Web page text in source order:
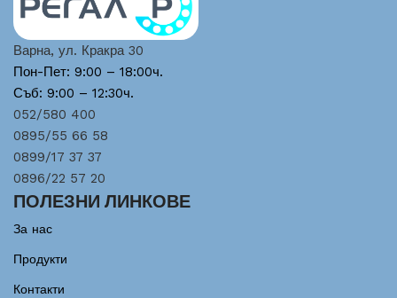
Варна, ул. Кракра 30
Пон-Пет: 9:00 – 18:00ч.
Съб: 9:00 – 12:30ч.
052/580 400
0895/55 66 58
0899/17 37 37
0896/22 57 20
ПОЛЕЗНИ ЛИНКОВЕ
За нас
Продукти
Контакти